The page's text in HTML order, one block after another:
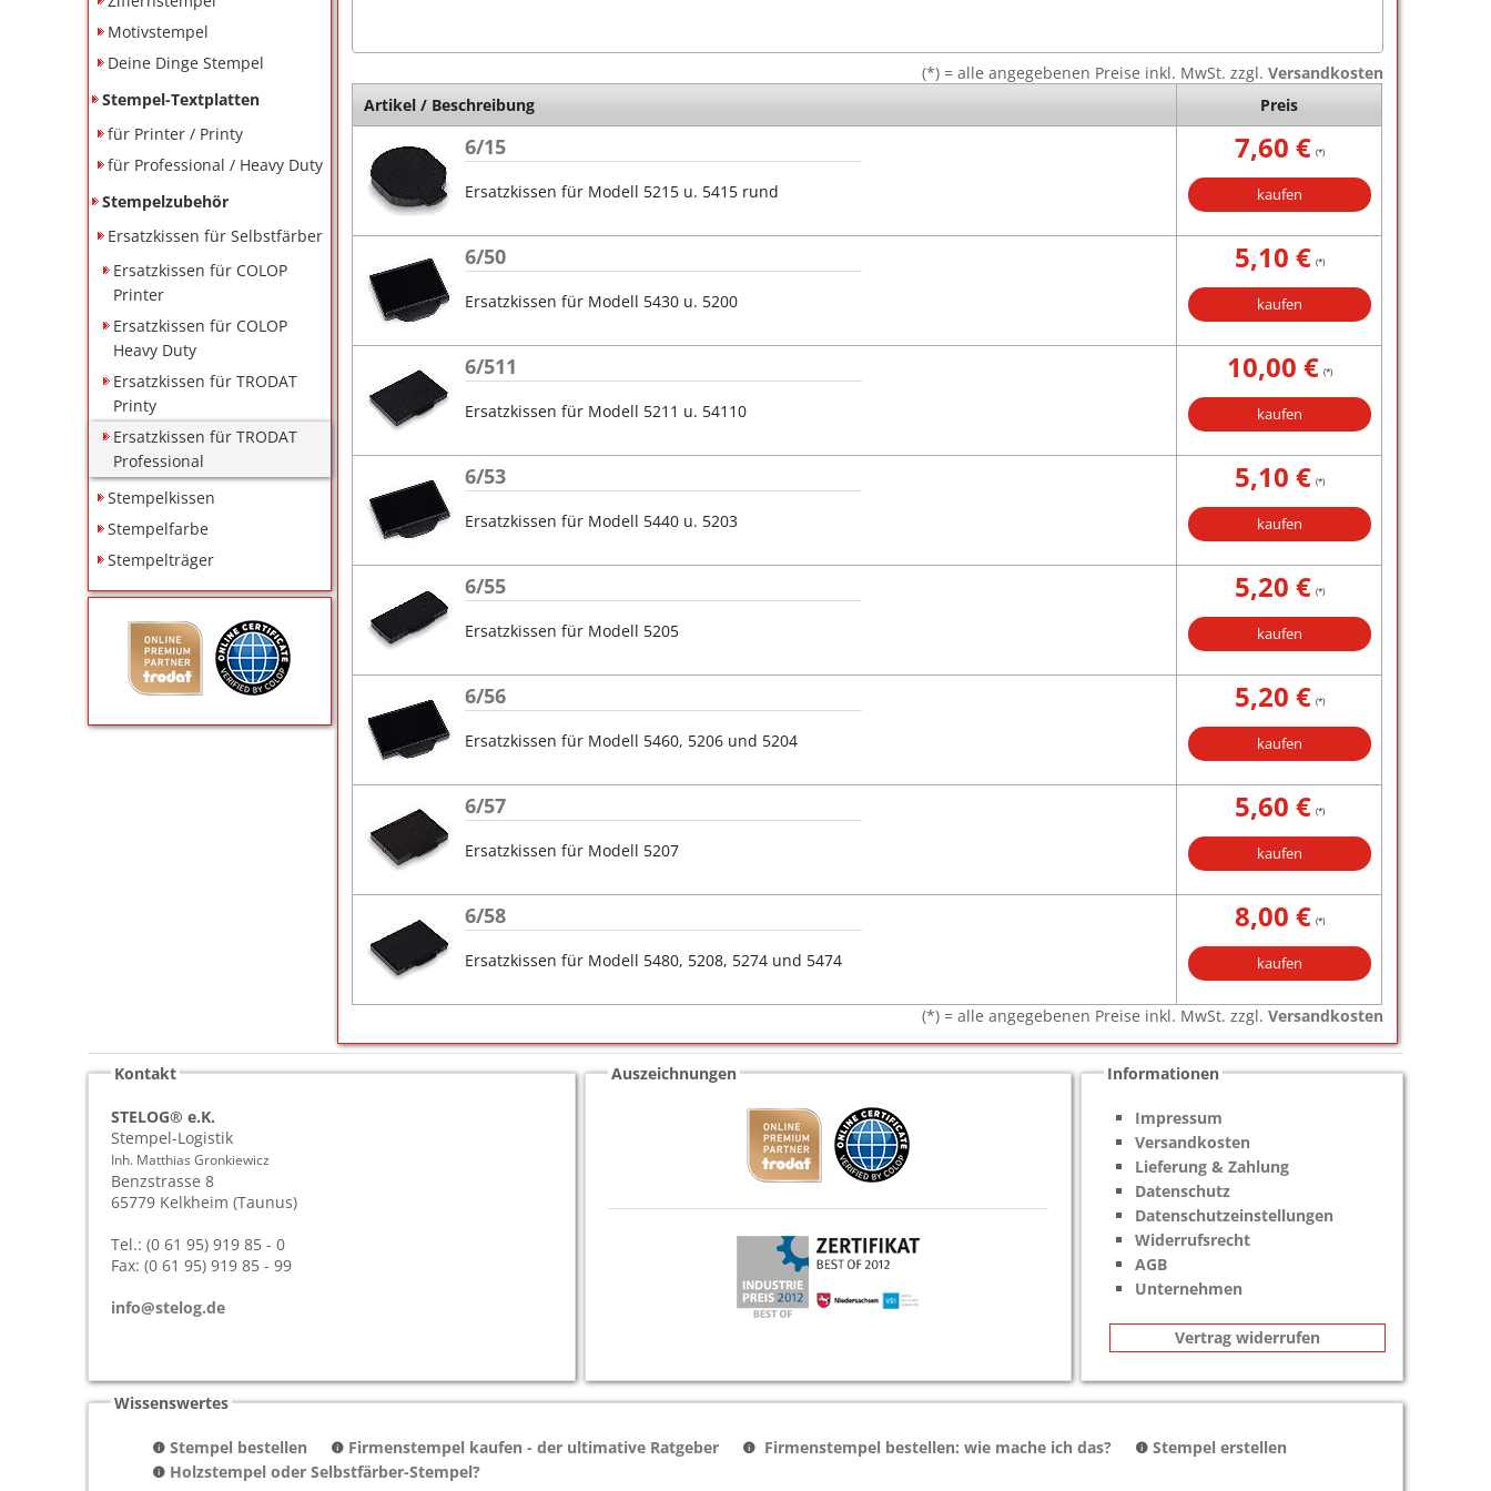
Kinderstempel
Motivstempel
Deine Dinge Stempel
Stempel-Textplatten
für Printer / Printy
für Professional / Heavy Duty
Stempelzubehör
Ersatzkissen für Selbstfärber
Ersatzkissen für COLOP
Printer
Ersatzkissen für COLOP
Heavy Duty
Ersatzkissen für TRODAT
Printy
Ersatzkissen für TRODAT
Professional
Stempelkissen
Stempelfarbe
Stempelträger
(*) = alle angegebenen Preise inkl. MwSt. zzgl. Versandkosten
Artikel / Beschreibung
Preis
6/15
Ersatzkissen für Modell 5215 u. 5415 rund
7,60 € (*)
kaufen
6/50
Ersatzkissen für Modell 5430 u. 5200
5,10 € (*)
kaufen
6/511
Ersatzkissen für Modell 5211 u. 54110
10,00 € (*)
kaufen
6/53
Ersatzkissen für Modell 5440 u. 5203
5,10 € (*)
kaufen
6/55
Ersatzkissen für Modell 5205
5,20 € (*)
kaufen
6/56
Ersatzkissen für Modell 5460, 5206 und 5204
5,20 € (*)
kaufen
6/57
Ersatzkissen für Modell 5207
5,60 € (*)
kaufen
6/58
Ersatzkissen für Modell 5480, 5208, 5274 und 5474
8,00 € (*)
kaufen
(*) = alle angegebenen Preise inkl. MwSt. zzgl. Versandkosten
Kontakt
STELOG® e.K.
Stempel-Logistik
Inh. Matthias Gronkiewicz
Benzstrasse 8
65779 Kelkheim (Taunus)
Tel.: (0 61 95) 919 85 - 0
Fax: (0 61 95) 919 85 - 99
info@stelog.de
Auszeichnungen Informationen
Impressum
Versandkosten
Lieferung & Zahlung
Datenschutz
Datenschutzeinstellungen
Widerrufsrecht
AGB
Unternehmen
Vertrag widerrufen
Wissenswertes
Stempel bestellen Firmenstempel kaufen - der ultimative Ratgeber Firmenstempel bestellen: wie mache ich das?
Stempel erstellen
Holzstempel oder Selbstfärber-Stempel?